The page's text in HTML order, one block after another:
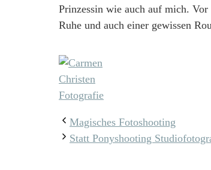
Prinzessin wie auch auf mich.
Ruhe und auch einer gewissen
Magisches Fotoshooting
Statt Ponyshooting